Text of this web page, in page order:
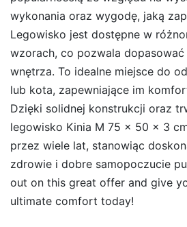
wykonania oraz wygodę, jaką
Legowisko jest dostępne w
wzorach, co pozwala
wnętrza. To idealne miejsce do
lub kota, zapewniające im
Dzięki solidnej konstrukcji oraz
legowisko Kinia M 75 x 50 x 3
przez wiele lat, stanowiąc
zdrowie i dobre samopoczucie
out on this great offer and give
ultimate comfort today!